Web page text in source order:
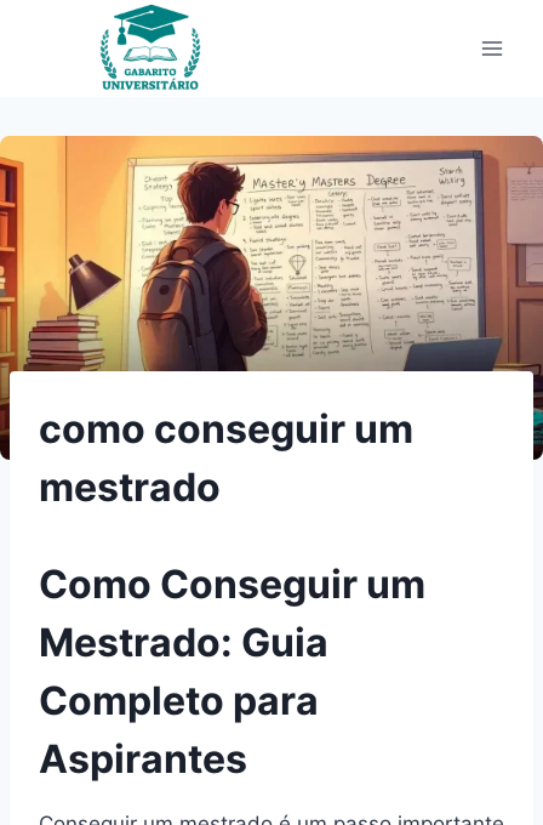
como conseguir um
mestrado
Como Conseguir um
Mestrado: Guia
Completo para
Aspirantes